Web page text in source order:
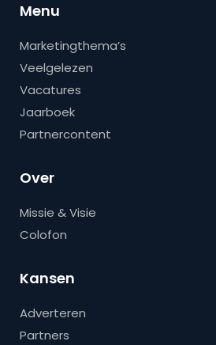
Menu
Marketingthema’s
Veelgelezen
Vacatures
Jaarboek
Partnercontent
Over
Missie & Visie
Colofon
Kansen
Adverteren
Partners